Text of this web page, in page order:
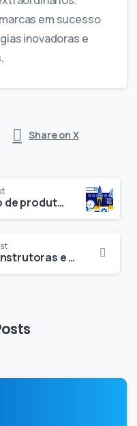
em sucesso
inovadoras e
Share on X
Tipos de lançamento de produtos digitais: conheça alguns deles
Marketing para Construtoras e Incorporadoras: da Geração de Leads à Venda